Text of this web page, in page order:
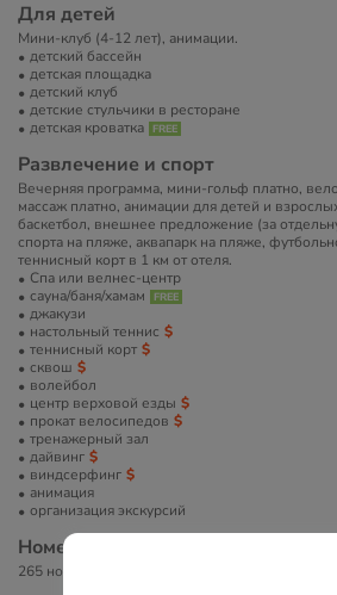
Для детей
Мини-клуб (4-12 лет), анимации.
детский бассейн
детская площадка
детский клуб
детские стульчики в ресторане
детская кроватка
Развлечение и спорт
Вечерняя программа, мини-гольф платно,
массаж платно, анимации для детей и
баскетбол, внешнее предложение (за
спорта на пляже, аквапарк на пляже,
теннисный корт в 1 км от отеля.
Спа или велнес-центр
сауна/баня/хамам
джакузи
настольный теннис
теннисный корт
сквош
волейбол
центр верховой езды
прокат велосипедов
тренажерный зал
дайвинг
виндсерфинг
анимация
организация экскурсий
Номера
265 номеров.